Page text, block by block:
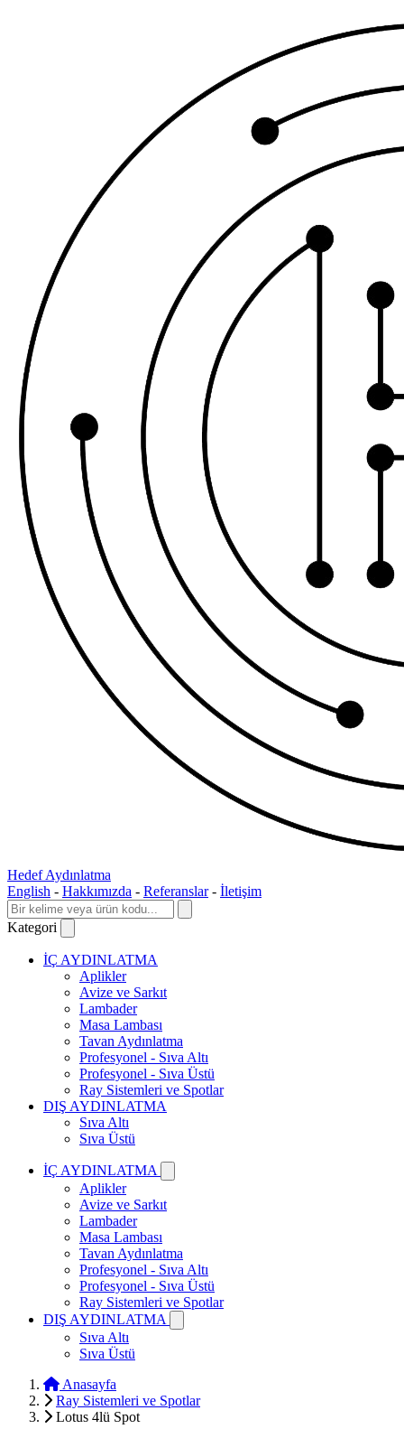
Hedef Aydınlatma
English - Hakkımızda - Referanslar - İletişim
Kategori
İÇ AYDINLATMA
Aplikler
Avize ve Sarkıt
Lambader
Masa Lambası
Tavan Aydınlatma
Profesyonel - Sıva Altı
Profesyonel - Sıva Üstü
Ray Sistemleri ve Spotlar
DIŞ AYDINLATMA
Sıva Altı
Sıva Üstü
İÇ AYDINLATMA
Aplikler
Avize ve Sarkıt
Lambader
Masa Lambası
Tavan Aydınlatma
Profesyonel - Sıva Altı
Profesyonel - Sıva Üstü
Ray Sistemleri ve Spotlar
DIŞ AYDINLATMA
Sıva Altı
Sıva Üstü
Anasayfa
Ray Sistemleri ve Spotlar
Lotus 4lü Spot